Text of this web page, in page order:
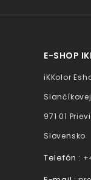
E-SHOP
iKKolor
971 01
Slovensko
Telefón :